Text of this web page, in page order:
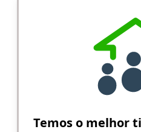
Temos o melhor